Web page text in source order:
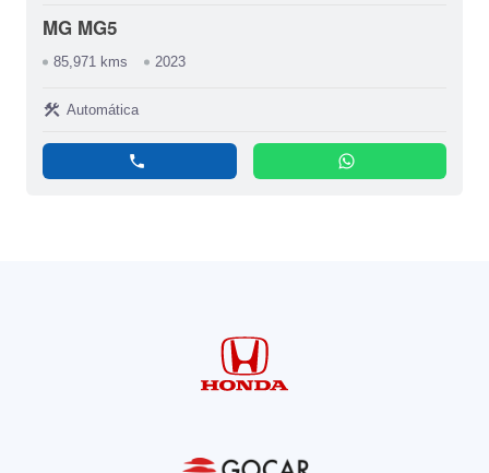
MG MG5
85,971 kms 2023
construction Automática
phone whatsapp